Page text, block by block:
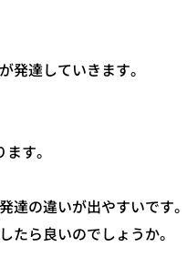
達していきます。
す。
の違いが出やすいです。
ら良いのでしょうか。